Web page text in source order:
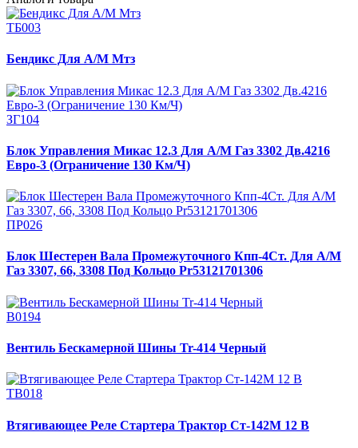
ТБ003
Бендикс Для А/М Мтз
ЗГ104
Блок Управления Микас 12.3 Для А/М Газ 3302 Дв.4216
Евро-3 (Ограничение 130 Км/Ч)
ПР026
Блок Шестерен Вала Промежуточного Кпп-4Ст. Для А/М
Газ 3307, 66, 3308 Под Кольцо Pr53121701306
В0194
Вентиль Бескамерной Шины Tr-414 Черный
ТВ018
Втягивающее Реле Стартера Трактор Ст-142М 12 В